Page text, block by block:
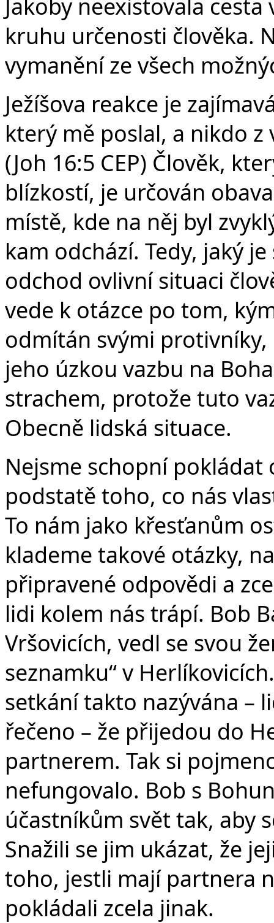
Jakoby neexistovala
kruhu určenosti člověka.
vymanění ze všech
Ježíšova reakce je
který mě poslal, a nikdo z
(Joh 16:5 CEP) Člověk,
blízkostí, je určován
místě, kde na něj byl
kam odchází. Tedy, jaký
odchod ovlivní situaci
vede k otázce po tom,
odmítán svými
jeho úzkou vazbu na
strachem, protože tuto
Obecně lidská situace.
Nejsme schopní pokládat
podstatě toho, co nás
To nám jako křesťanům
klademe takové otázky,
připravené odpovědi a
lidi kolem nás trápí. Bob
Vršovicích, vedl se svou
seznamku“ v
setkání takto nazývána –
řečeno – že přijedou do
partnerem. Tak si
nefungovalo. Bob s
účastníkům svět tak, aby
Snažili se jim ukázat, že
toho, jestli mají partnera
pokládali zcela jinak.